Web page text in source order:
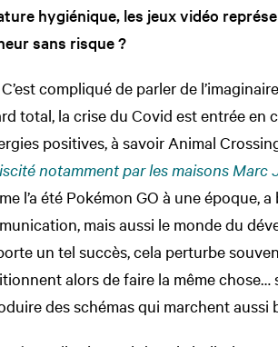
hygiénique, les jeux vidéo
sans risque ?
C’est compliqué de parler de
total, la crise du Covid est entrée
positives, à savoir Animal
notamment par les maisons Marc
l’a été Pokémon GO à une époque,
mais aussi le monde du
un tel succès, cela perturbe
alors de faire la même chose…
des schémas qui marchent aussi